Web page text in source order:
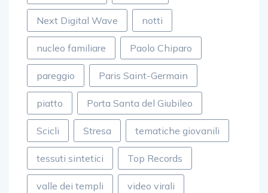
Next Digital Wave notti
nucleo familiare Paolo Chiparo
pareggio Paris Saint-Germain
piatto Porta Santa del Giubileo
Scicli Stresa tematiche giovanili
tessuti sintetici Top Records
valle dei templi video virali